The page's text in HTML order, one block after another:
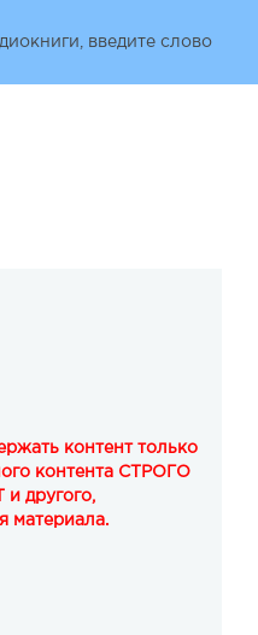
контент только
контента СТРОГО
другого,
материала.